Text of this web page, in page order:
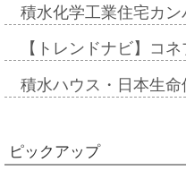
積水化学工業住宅カ
【トレンドナビ】コ
積水ハウス・日本生
ピックアップ